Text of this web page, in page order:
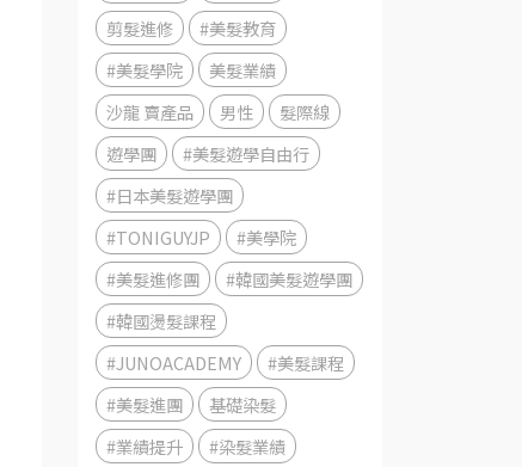
剪髮進修
#美髮教育
#美髮學院
美髮業績
沙龍 賣產品
男性
髮際線
遊學團
#美髮遊學自由行
#日本美髮遊學團
#TONIGUYJP
#美學院
#美髮進修團
#韓國美髮遊學團
#韓國燙髮課程
#JUNOACADEMY
#美髮課程
#美髮進團
基礎染髮
#業績提升
#染髮業績